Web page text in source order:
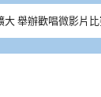
舉辦歡唱微影片